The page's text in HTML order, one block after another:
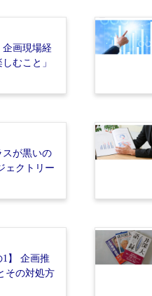
企画現場経
むこと」
スが黒いの
ェクトリー
】 企画推
その対処方